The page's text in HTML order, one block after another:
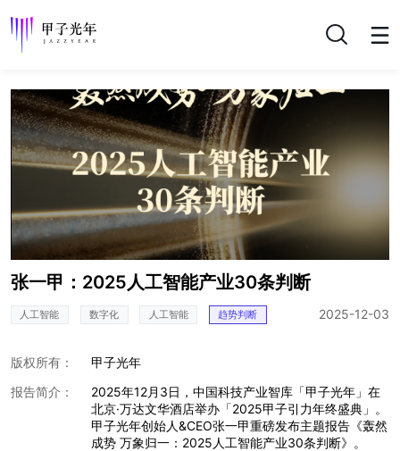
搜索
张一甲：2025人工智能产业30条判断
人工智能 数字化 人工智能 趋势判断 2025-12-03
版权所有：
甲子光年
报告简介：
2025年12月3日，中国科技产业智库「甲子光年」在
北京·万达文华酒店举办「2025甲子引力年终盛典」。
甲子光年创始人&CEO张一甲重磅发布主题报告《轰然
成势 万象归一：2025人工智能产业30条判断》。